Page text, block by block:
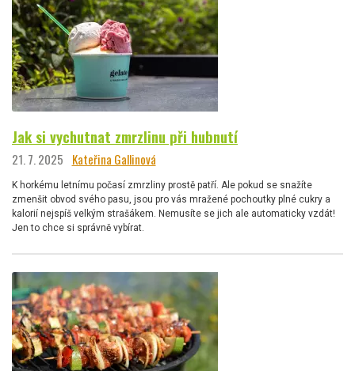
Jak si vychutnat zmrzlinu při hubnutí
21. 7. 2025 Kateřina Gallinová
K horkému letnímu počasí zmrzliny prostě patří. Ale pokud se snažíte
zmenšit obvod svého pasu, jsou pro vás mražené pochoutky plné cukry a
kalorií nejspíš velkým strašákem. Nemusíte se jich ale automaticky vzdát!
Jen to chce si správně vybírat.